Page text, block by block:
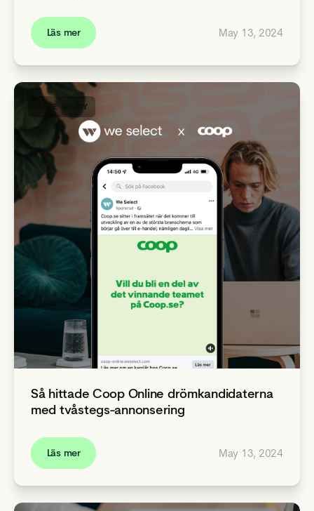
Läs mer May 13, 2024
CASE STUDY
Så hittade Coop Online drömkandidaterna
med tvåstegs-annonsering
Läs mer May 13, 2024